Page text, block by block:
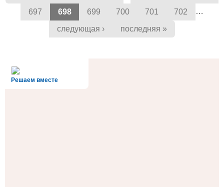
697
698 699 700 701 702 …
следующая › последняя »
Решаем вместе